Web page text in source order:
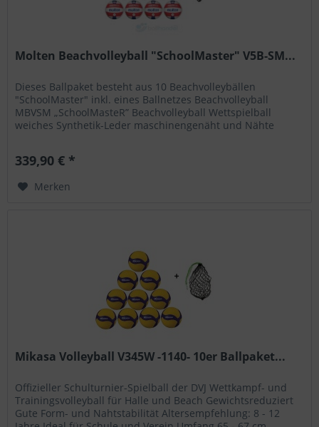
Molten Beachvolleyball "SchoolMaster" V5B-SM...
Dieses Ballpaket besteht aus 10 Beachvolleybällen
"SchoolMaster" inkl. eines Ballnetzes Beachvolleyball
MBVSM „SchoolMasteR” Beachvolleyball Wettspielball
weiches Synthetik-Leder maschinengenäht und Nähte
339,90 € *
Merken
Mikasa Volleyball V345W -1140- 10er Ballpaket...
Offizieller Schulturnier-Spielball der DVJ Wettkampf- und
Trainingsvolleyball für Halle und Beach Gewichtsreduziert
Gute Form- und Nahtstabilität Altersempfehlung: 8 - 12